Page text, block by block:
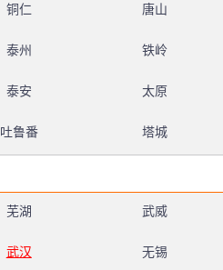
铜仁 唐山
泰州 铁岭
泰安 太原
吐鲁番 塔城
芜湖 武威
武汉 无锡